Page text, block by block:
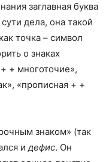
заглавная буква
дела, она такой
точка – символ
о знаках
+ многоточие»,
«прописная + +
знаком» (так
идефис. Он